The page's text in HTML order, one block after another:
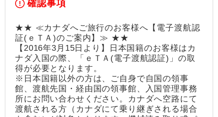
確認事項
★★ ≪カナダへご旅行のお客様へ【電子渡航認
証(ｅＴＡ)のご案内】≫ ★★
【2016年3月15日より】日本国籍のお客様はカ
ナダ入国の際、「ｅＴＡ(電子渡航認証)」の取
得が必要となります。
※日本国籍以外の方は、ご自身で自国の領事
館、渡航先国・経由国の領事館、入国管理事務
所にお問い合わせください。カナダへ空路にて
渡航される方（カナダにて乗り継ぎされる場合